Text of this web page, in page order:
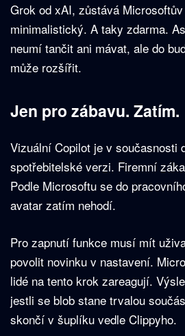
Grok od xAI, zůstává
minimalistický. A taky zdarma.
neumí tančit ani mávat, ale do
může rozšířit.
Jen pro zábavu. Zatím.
Vizuální Copilot je v současnosti
spotřebitelské verzi. Firemní
Podle Microsoftu se do
avatar zatím nehodí.
Pro zapnutí funkce musí mít
povolit novinku v nastavení.
lidé na tento krok zareagují.
jestli se blob stane trvalou
skončí v šuplíku vedle Clippyho.